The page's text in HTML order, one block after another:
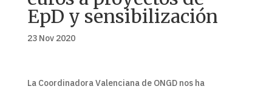
EpD y sensibilización
23 Nov 2020
La Coordinadora Valenciana de ONGD nos ha